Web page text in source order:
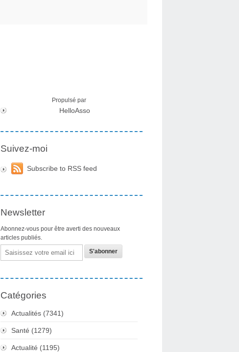
Propulsé par
HelloAsso
Suivez-moi
Subscribe to RSS feed
Newsletter
Abonnez-vous pour être averti des nouveaux
articles publiés.
Email
Catégories
Actualités (7341)
Santé (1279)
Actualité (1195)